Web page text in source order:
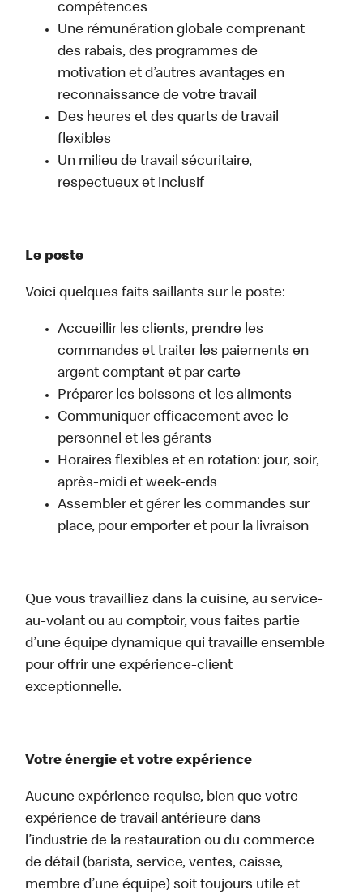
compétences
Une rémunération globale comprenant
des rabais, des programmes de
motivation et d’autres avantages en
reconnaissance de votre travail
Des heures et des quarts de travail
flexibles
Un milieu de travail sécuritaire,
respectueux et inclusif
Le poste
Voici quelques faits saillants sur le poste:
Accueillir les clients, prendre les
commandes et traiter les paiements en
argent comptant et par carte
Préparer les boissons et les aliments
Communiquer efficacement avec le
personnel et les gérants
Horaires flexibles et en rotation: jour, soir,
après-midi et week-ends
Assembler et gérer les commandes sur
place, pour emporter et pour la livraison
Que vous travailliez dans la cuisine, au service-
au-volant ou au comptoir, vous faites partie
d’une équipe dynamique qui travaille ensemble
pour offrir une expérience-client
exceptionnelle.
Votre énergie et votre expérience
Aucune expérience requise, bien que votre
expérience de travail antérieure dans
l’industrie de la restauration ou du commerce
de détail (barista, service, ventes, caisse,
membre d’une équipe) soit toujours utile et